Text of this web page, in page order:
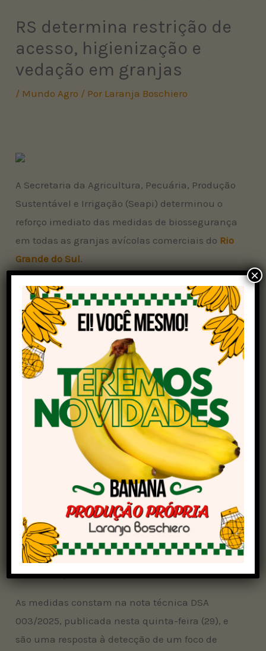
RS determina restrição de
acesso, higienização e
vedação em granjas
/ Mundo Agro / Por Laranja Boschiero
A Secretaria da Agricultura, Pecuária, Produção
Sustentável e Irrigação (Seapi) determinou o
reforço imediato das medidas de biossegurança
em todas as granjas avícolas comerciais do Rio
Grande do Sul.
A nova diretriz prevê a restrição total do acesso
de visitantes às propriedades, a exigência de
troca de roupas e calçados para ingresso, bem
como a desinfecção adequada de veículos que
entram nas granjas. Além disso, as estruturas
devem passar por revisão completa: telas
antipássaros, passarinheiras, cumeeiras,
portões e cercas precisam estar íntegras para
evitar o contato das aves de produção com
outros animais.
A manutenção de silos de ração e reservatórios
de água limpos e bem vedados também é
obrigatória, assim como a proibição do acesso
das aves a piquetes sem telas na parte superior,
conforme determina a portaria Mapa nº 782, de
26 de março de 2025.
As medidas constam na nota técnica DSA
003/2025, publicada nesta quinta-feira (29), e
são uma resposta à detecção de um foco de
×